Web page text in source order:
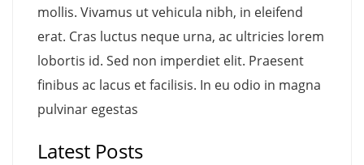
mollis. Vivamus ut vehicula nibh, in eleifend
erat. Cras luctus neque urna, ac ultricies lorem
lobortis id. Sed non imperdiet elit. Praesent
finibus ac lacus et facilisis. In eu odio in magna
pulvinar egestas
Latest Posts